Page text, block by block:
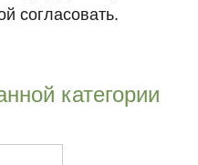
согласовать.
категории